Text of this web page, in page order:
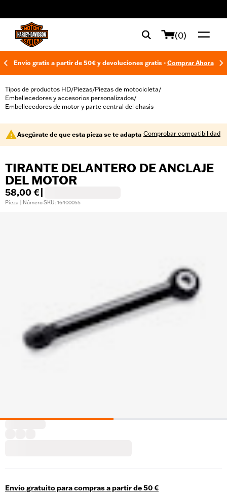
(0)
Envío gratis a partir de 50€ y devoluciones gratis - Comprar Ahora
Tipos de productos HD/Piezas/Piezas de motocicleta/
Embellecedores y accesorios personalizados/
Embellecedores de motor y parte central del chasis
Asegúrate de que esta pieza se te adapta Comprobar compatibilidad
TIRANTE DELANTERO DE ANCLAJE
DEL MOTOR
58,00 €
Pieza | Número SKU: 16400055
Envío gratuito para compras a partir de 50 €